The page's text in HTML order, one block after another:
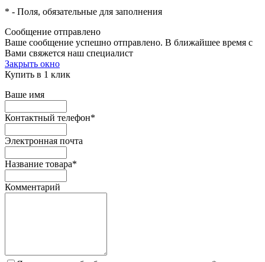
* - Поля, обязательные для заполнения
Сообщение отправлено
Ваше сообщение успешно отправлено. В ближайшее время с
Вами свяжется наш специалист
Закрыть окно
Купить в 1 клик
Ваше имя
Контактный телефон*
Электронная почта
Название товара*
Комментарий